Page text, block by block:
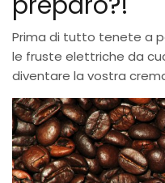
Prima di tutto tenete a
le fruste elettriche da
diventare la vostra